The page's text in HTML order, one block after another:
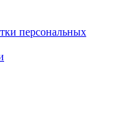
персональных